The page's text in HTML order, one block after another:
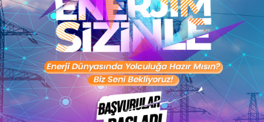
Toptalent Marka ve İnsan Kaynakları Danışmanlığı Limited Şirketi Özel İstihdam Bürosu
Olarak 11 / 11 / 2024 - 10 / 11 / 2027 tarihleri arasında faaliyette bulunmak üzere, Türkiye İş
Kurumu tarafından 05.11.2024 tarih ve 16998526 sayılı karar uyarınca 1251 nolu belge ile faaliyet
göstermektedir.Toptalent İş İlanları için tıklayın. 4904 sayılı kanun uyarınca iş arayanlardan